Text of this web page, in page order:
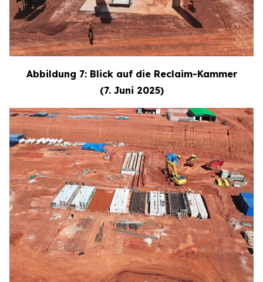
Abbildung 7: Blick auf die Reclaim-Kammer
(7. Juni 2025)